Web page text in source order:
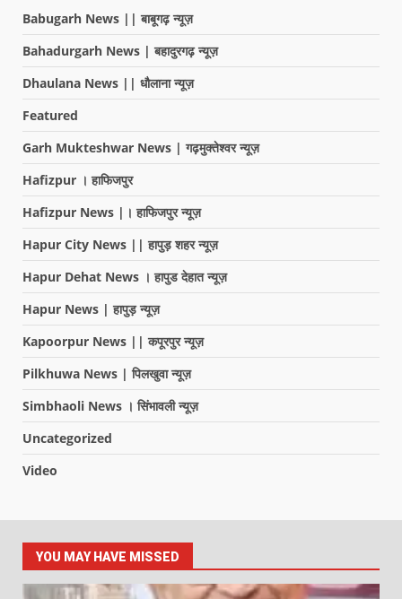
Babugarh News || बाबूगढ़ न्यूज़
Bahadurgarh News | बहादुरगढ़ न्यूज़
Dhaulana News || धौलाना न्यूज़
Featured
Garh Mukteshwar News | गढ़मुक्तेश्वर न्यूज़
Hafizpur । हाफिजपुर
Hafizpur News |। हाफिजपुर न्यूज़
Hapur City News || हापुड़ शहर न्यूज़
Hapur Dehat News । हापुड देहात न्यूज़
Hapur News | हापुड़ न्यूज़
Kapoorpur News || कपूरपुर न्यूज़
Pilkhuwa News | पिलखुवा न्यूज़
Simbhaoli News । सिंभावली न्यूज़
Uncategorized
Video
YOU MAY HAVE MISSED